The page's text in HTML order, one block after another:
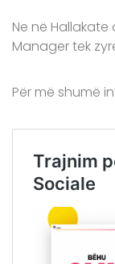
Ne në
Manager tek
Për më shumë